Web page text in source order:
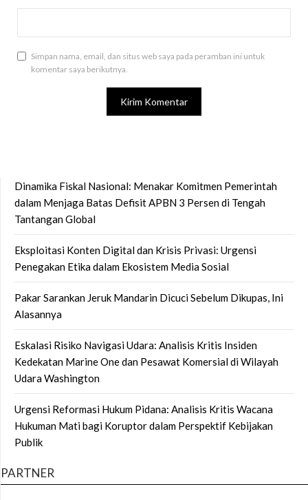
Simpan nama, email, dan situs web saya pada peramban ini untuk
komentar saya berikutnya.
Dinamika Fiskal Nasional: Menakar Komitmen Pemerintah
dalam Menjaga Batas Defisit APBN 3 Persen di Tengah
Tantangan Global
Eksploitasi Konten Digital dan Krisis Privasi: Urgensi
Penegakan Etika dalam Ekosistem Media Sosial
Pakar Sarankan Jeruk Mandarin Dicuci Sebelum Dikupas, Ini
Alasannya
Eskalasi Risiko Navigasi Udara: Analisis Kritis Insiden
Kedekatan Marine One dan Pesawat Komersial di Wilayah
Udara Washington
Urgensi Reformasi Hukum Pidana: Analisis Kritis Wacana
Hukuman Mati bagi Koruptor dalam Perspektif Kebijakan
Publik
PARTNER